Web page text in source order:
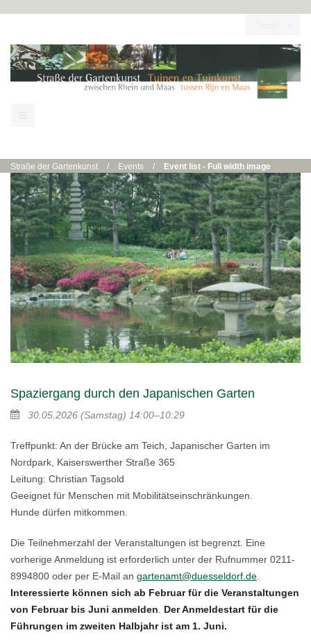
Straße der Gartenkunst / Events / Event list - Full width image
Spaziergang durch den Japanischen Garten
30.05.2026 (Samstag) 14:00–10:29
Treffpunkt: An der Brücke am Teich, Japanischer Garten im
Nordpark, Kaiserswerther Straße 365
Leitung: Christian Tagsold
Geeignet für Menschen mit Mobilitätseinschränkungen.
Hunde dürfen mitkommen.
Die Teilnehmerzahl der Veranstaltungen ist begrenzt. Eine
vorherige Anmeldung ist erforderlich unter der Rufnummer 0211-
8994800 oder per E-Mail an gartenamt@duesseldorf.de
Interessierte können sich ab Februar für die Veranstaltungen
von Februar bis Juni anmelden
Der Anmeldestart für die
Führungen im zweiten Halbjahr ist am 1. Juni.